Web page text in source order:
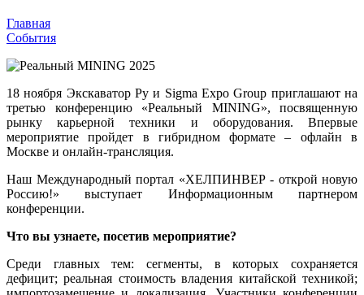
Главная
События
18 ноября Экскаватор Ру и Sigma Expo Group приглашают на
третью конференцию «Реальный MINING», посвященную
рынку карьерной техники и оборудования. Впервые
мероприятие пройдет в гибридном формате – офлайн в
Москве и онлайн-трансляция.
Наш Международный портал «ХЕЛПИНВЕР - открой новую
Россию!» выступает Информационным партнером
конференции.
Что вы узнаете, посетив мероприятие?
Среди главных тем: сегменты, в которых сохраняется
дефицит; реальная стоимость владения китайской техникой;